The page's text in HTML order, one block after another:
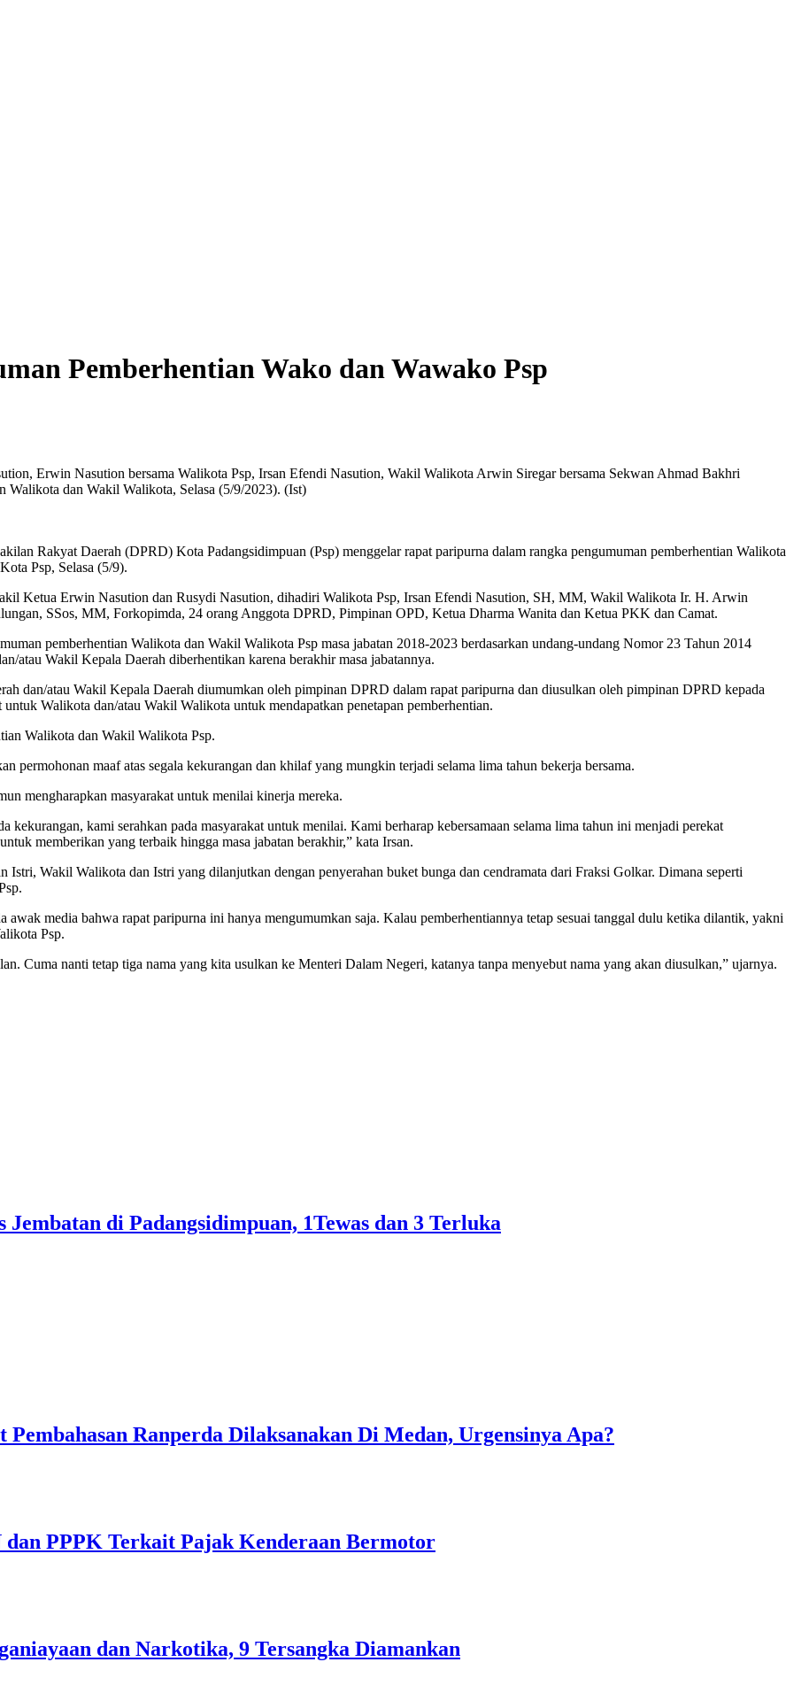
Pemberhentian Wako dan Wawako Psp
Erwin Nasution bersama Walikota Psp, Irsan Efendi Nasution, Wakil Walikota Arwin Siregar bersama Sekwan Ahmad Bakhri
Walikota dan Wakil Walikota, Selasa (5/9/2023). (Ist)
Rakyat Daerah (DPRD) Kota Padangsidimpuan (Psp) menggelar rapat paripurna dalam rangka pengumuman pemberhentian Walikota
Psp, Selasa (5/9).
Ketua Erwin Nasution dan Rusydi Nasution, dihadiri Walikota Psp, Irsan Efendi Nasution, SH, MM, Wakil Walikota Ir. H. Arwin
SSos, MM, Forkopimda, 24 orang Anggota DPRD, Pimpinan OPD, Ketua Dharma Wanita dan Ketua PKK dan Camat.
pemberhentian Walikota dan Wakil Walikota Psp masa jabatan 2018-2023 berdasarkan undang-undang Nomor 23 Tahun 2014
atau Wakil Kepala Daerah diberhentikan karena berakhir masa jabatannya.
dan/atau Wakil Kepala Daerah diumumkan oleh pimpinan DPRD dalam rapat paripurna dan diusulkan oleh pimpinan DPRD kepada
Walikota dan/atau Wakil Walikota untuk mendapatkan penetapan pemberhentian.
Walikota dan Wakil Walikota Psp.
permohonan maaf atas segala kekurangan dan khilaf yang mungkin terjadi selama lima tahun bekerja bersama.
mengharapkan masyarakat untuk menilai kinerja mereka.
kekurangan, kami serahkan pada masyarakat untuk menilai. Kami berharap kebersamaan selama lima tahun ini menjadi perekat
memberikan yang terbaik hingga masa jabatan berakhir,” kata Irsan.
Wakil Walikota dan Istri yang dilanjutkan dengan penyerahan buket bunga dan cendramata dari Fraksi Golkar. Dimana seperti
media bahwa rapat paripurna ini hanya mengumumkan saja. Kalau pemberhentiannya tetap sesuai tanggal dulu ketika dilantik, yakni
Psp.
Cuma nanti tetap tiga nama yang kita usulkan ke Menteri Dalam Negeri, katanya tanpa menyebut nama yang akan diusulkan,” ujarnya.
di Padangsidimpuan, 1Tewas dan 3 Terluka
Ranperda Dilaksanakan Di Medan, Urgensinya Apa?
PPPK Terkait Pajak Kenderaan Bermotor
dan Narkotika, 9 Tersangka Diamankan